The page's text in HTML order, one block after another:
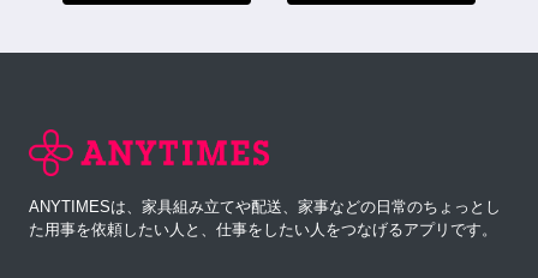
ANYTIMESは、家具組み立てや配送、家事などの日常のちょっとし
た用事を依頼したい人と、仕事をしたい人をつなげるアプリです。